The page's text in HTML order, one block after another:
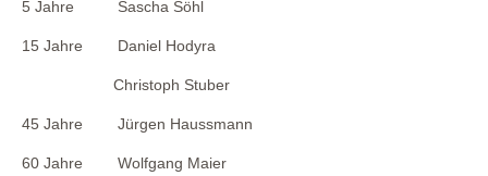
5 Jahre Sascha Söhl
15 Jahre Daniel Hodyra
Christoph Stuber
45 Jahre Jürgen Haussmann
60 Jahre Wolfgang Maier